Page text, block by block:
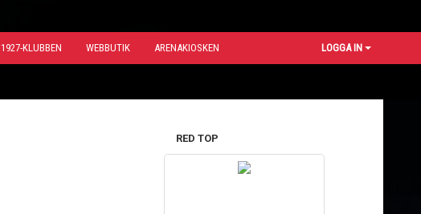
1927-KLUBBEN WEBBUTIK ARENAKIOSKEN LOGGA IN
RED TOP